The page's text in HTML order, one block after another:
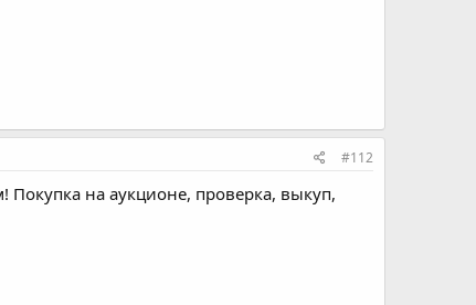
#112
на аукционе, проверка, выкуп,